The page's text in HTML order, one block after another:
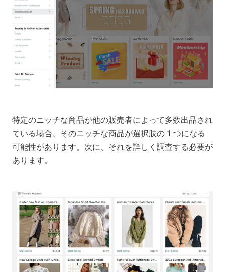
特定のニッチな商品が他の販売者によって多数出品され
ている場合、そのニッチな商品が選択肢の 1 つになる
可能性があります。次に、それを詳しく調査する必要が
あります。